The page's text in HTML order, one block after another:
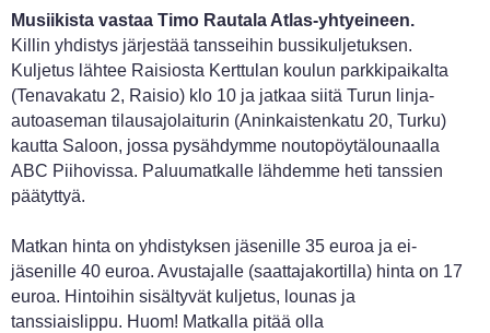
Musiikista vastaa Timo Rautala Atlas-yhtyeineen.
Killin yhdistys järjestää tansseihin bussikuljetuksen.
Kuljetus lähtee Raisiosta Kerttulan koulun parkkipaikalta
(Tenavakatu 2, Raisio) klo 10 ja jatkaa siitä Turun linja-
autoaseman tilausajolaiturin (Aninkaistenkatu 20, Turku)
kautta Saloon, jossa pysähdymme noutopöytälounaalla
ABC Piihovissa. Paluumatkalle lähdemme heti tanssien
päätyttyä.
Matkan hinta on yhdistyksen jäsenille 35 euroa ja ei-
jäsenille 40 euroa. Avustajalle (saattajakortilla) hinta on 17
euroa. Hintoihin sisältyvät kuljetus, lounas ja
tanssiaislippu. Huom! Matkalla pitää olla